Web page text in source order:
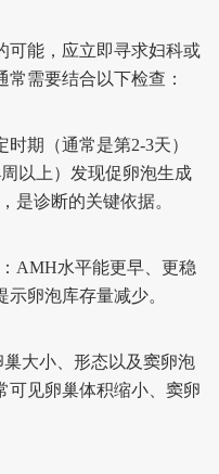
能，应立即寻求妇科或
需要结合以下检查：
期（通常是第2-3天）
以上）发现促卵泡生成
是诊断的关键依据。
水平能更早、更稳
卵泡库存量减少。
大小、形态以及窦卵泡
可见卵巢体积缩小、窦卵